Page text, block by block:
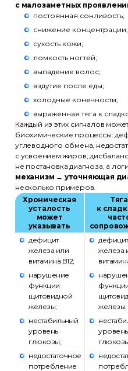
с малозаметных
постоянная сонливость;
снижение концентрации;
сухость кожи;
ломкость ногтей;
выпадение волос;
вздутие после еды;
холодные конечности;
выраженная тяга к
Каждый из этих сигналов
биохимические процессы:
углеводного обмена,
с усвоением жиров,
не постановка диагноза, а
механизм → уточняющая
несколько примеров.
Хроническая
усталость
может
указывать
Тяга
к
дефицит
железа или
витамина B12;
нарушение
функции
щитовидной
железы;
нестабильный
уровень
глюкозы;
недостаточное
потребление
дефицит
железа
железы;
уровень